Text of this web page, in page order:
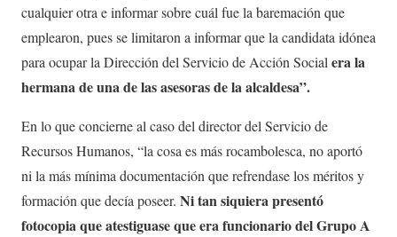
cualquier otra e informar sobre cuál fue la baremación que
emplearon, pues se limitaron a informar que la candidata idónea
para ocupar la Dirección del Servicio de Acción Socialera la
hermana de una de las asesoras de la alcaldesa”.
En lo que concierne al caso del director del Servicio de
Recursos Humanos, “la cosa es más rocambolesca, no aportó
ni la más mínima documentación que refrendase los méritos y
formación que decía poseer. Ni tan siquiera presentó
fotocopia que atestiguase que era funcionario del Grupo A